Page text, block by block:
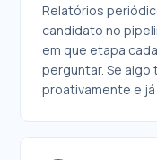
Relatórios
candidato no
em que etapa
perguntar. Se algo
proativamente e